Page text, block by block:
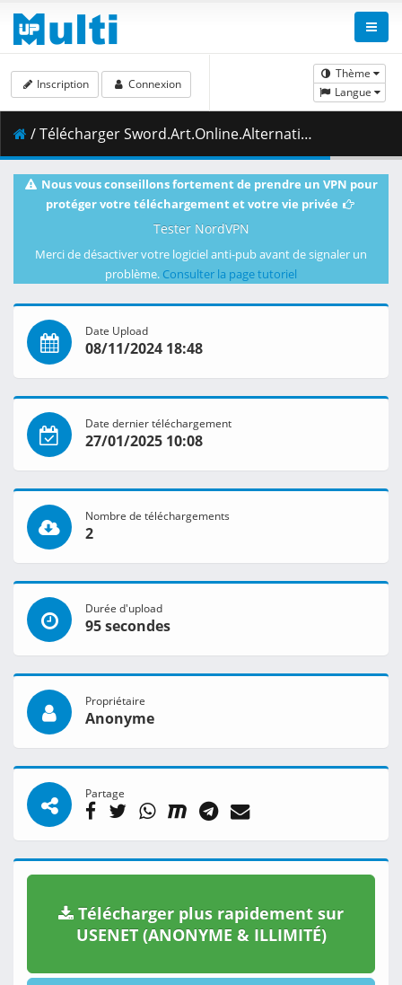
Thème
Langue
Inscription Connexion
/ Télécharger Sword.Art.Online.Alternative.Gun.Gale.Online.S02E06.The.Offensive.and.Defensive.Battle.That.Still.Has.Time.1080p.CR.WEB-DL.AAC2.0.H.264-VARYG.mkv.003 ( 458.60 MB )
Nous vous conseillons fortement de prendre un VPN pour
protéger votre téléchargement et votre vie privée
Tester NordVPN
Merci de désactiver votre logiciel anti-pub avant de signaler un
problème. Consulter la page tutoriel
Date Upload
08/11/2024 18:48
Date dernier téléchargement
27/01/2025 10:08
Nombre de téléchargements
2
Durée d'upload
95 secondes
Propriétaire
Anonyme
Partage
Télécharger plus rapidement sur
USENET (ANONYME & ILLIMITÉ)